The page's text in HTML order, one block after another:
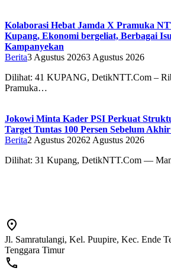
Kolaborasi Hebat Jamda X Pramuka
Kupang, Ekonomi bergeliat, Berbagai
Kampanyekan
Berita3 Agustus 20263 Agustus 2026
Dilihat: 41 ‎‎KUPANG, DetikNTT.Com –
Pramuka…
Jokowi Minta Kader PSI Perkuat
Target Tuntas 100 Persen Sebelum
Berita2 Agustus 20262 Agustus 2026
Dilihat: 31 Kupang, DetikNTT.Com —
Jl. Samratulangi, Kel. Puupire, Kec. Ende
Tenggara Timur